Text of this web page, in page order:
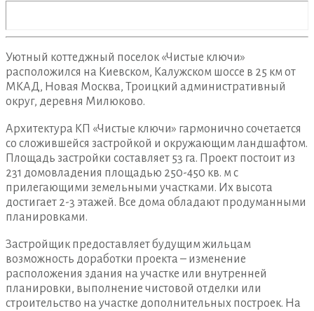
Уютный коттеджный поселок «Чистые ключи»
расположился на Киевском, Калужском шоссе в 25 км от
МКАД, Новая Москва, Троицкий административный
округ, деревня Милюково.
Архитектура КП «Чистые ключи» гармонично сочетается
со сложившейся застройкой и окружающим ландшафтом.
Площадь застройки составляет 53 га. Проект постоит из
231 домовладения площадью 250-450 кв. м с
прилегающими земельными участками. Их высота
достигает 2-3 этажей. Все дома обладают продуманными
планировками.
Застройщик предоставляет будущим жильцам
возможность доработки проекта – изменение
расположения здания на участке или внутренней
планировки, выполнение чистовой отделки или
строительство на участке дополнительных построек. На